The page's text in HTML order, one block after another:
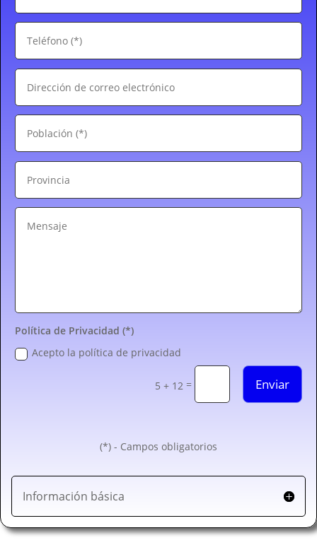
Política de Privacidad (*)
Acepto la política de privacidad
5 + 12 = Enviar
(*) - Campos obligatorios
Información básica